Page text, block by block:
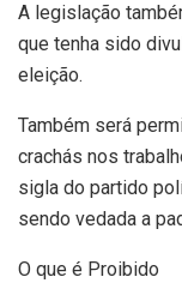
A legislação
que tenha sido
eleição.
Também será
crachás nos
sigla do partido
sendo vedada a
O que é Proibido